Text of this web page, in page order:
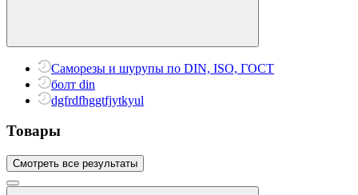
Саморезы и шурупы по DIN, ISO, ГОСТ
болт din
dgfrdfhggtfjytkyul
Товары
Смотреть все результаты